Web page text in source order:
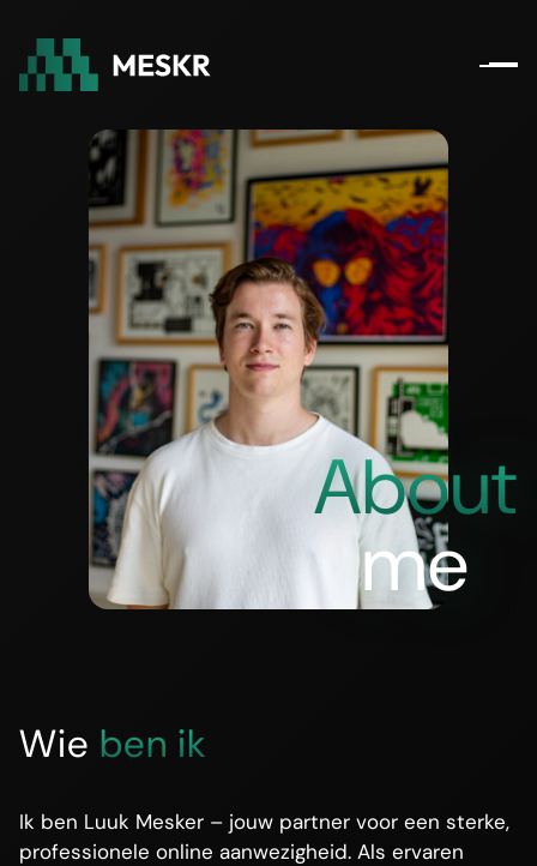
About
me
Wie ben ik
Ik ben Luuk Mesker – jouw partner voor een sterke,
professionele online aanwezigheid. Als ervaren